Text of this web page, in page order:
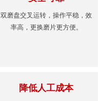
双磨盘交叉运转，操作平稳，效
率高，更换磨片更方便。
降低人工成本